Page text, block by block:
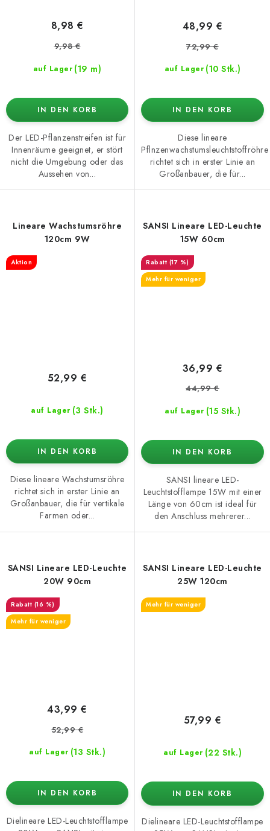
auf Lager (19 m)
8,98 €
9,98 €
IN DEN KORB
Der LED-Pflanzenstreifen ist für
Innenräume geeignet, er stört
nicht die Umgebung oder das
Aussehen von...
auf Lager (10 Stk.)
48,99 €
72,99 €
IN DEN KORB
Diese lineare
Pflnzenwachstumsleuchtstoffröhre
richtet sich in erster Linie an
Großanbauer, die für...
Lineare Wachstumsröhre
120cm 9W
Aktion
auf Lager (3 Stk.)
52,99 €
IN DEN KORB
Diese lineare Wachstumsröhre
richtet sich in erster Linie an
Großanbauer, die für vertikale
Farmen oder...
SANSI Lineare LED-Leuchte
15W 60cm
(17 %)
Mehr für weniger
auf Lager (15 Stk.)
36,99 €
44,99 €
IN DEN KORB
SANSI lineare LED-
Leuchtstofflampe 15W mit einer
Länge von 60cm ist ideal für
den Anschluss mehrerer...
SANSI Lineare LED-Leuchte
20W 90cm
(16 %)
Mehr für weniger
auf Lager (13 Stk.)
43,99 €
52,99 €
IN DEN KORB
Dielineare LED-Leuchtstofflampe
SANSI Lineare LED-Leuchte
25W 120cm
Mehr für weniger
auf Lager (22 Stk.)
57,99 €
IN DEN KORB
Dielineare LED-Leuchtstofflampe